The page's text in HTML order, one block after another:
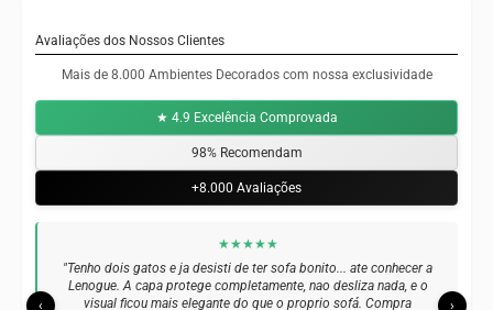
Avaliações dos Nossos Clientes
Mais de 8.000 Ambientes Decorados com nossa exclusividade
★ 4.9 Excelência Comprovada
98% Recomendam
+8.000 Avaliações
‹ ›
★★★★★
"Tenho dois gatos e ja desisti de ter sofa bonito... ate conhecer a
Lenogue. A capa protege completamente, nao desliza nada, e o
visual ficou mais elegante do que o proprio sofá. Compra